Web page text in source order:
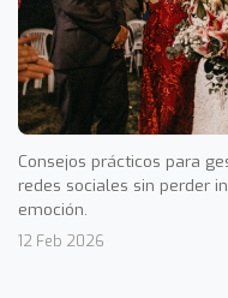
Consejos prácticos para
redes sociales sin perder
emoción.
12 Feb 2026